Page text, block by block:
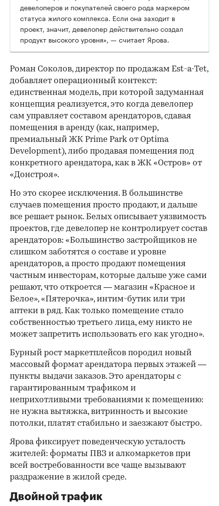
девелоперов и покупателей своего рода маркером
статуса жилого комплекса. Если она заходит в
проект, значит, девелопер действительно создал
продукт высокого уровня», — считает Ярова.
Роман Соколов, директор по продажам Est-a-Tet,
добавляет операционный контекст:
единственная модель, при которой задуманная
концепция реализуется, это когда девелопер
сам управляет составом арендаторов, сдавая
помещения в аренду (как, например,
премиальный ЖК Prime Park от Optima
Development), либо продавая помещения под
конкретного арендатора, как в ЖК «Остров» от
«Донстроя».
Но это скорее исключения. В большинстве
случаев помещения просто продают, и дальше
все решает рынок. Белых описывает уязвимость
проектов, где девелопер не контролирует состав
арендаторов: «Большинство застройщиков не
слишком заботятся о составе и уровне
арендаторов, а просто продают помещения
частным инвесторам, которые дальше уже сами
решают, что откроется — магазин «Красное и
Белое», «Пятерочка», интим-бутик или три
аптеки в ряд. Как только помещение стало
собственностью третьего лица, ему никто не
может запретить использовать его как угодно».
Бурный рост маркетплейсов породил новый
массовый формат арендатора первых этажей —
пункты выдачи заказов. Это арендаторы с
гарантированным трафиком и
неприхотливыми требованиями к помещению:
не нужна вытяжка, витринность и высокие
потолки, платят стабильно и заезжают быстро.
Ярова фиксирует поведенческую усталость
жителей: форматы ПВЗ и алкомаркетов при
всей востребованности все чаще вызывают
раздражение в жилой среде.
Двойной трафик